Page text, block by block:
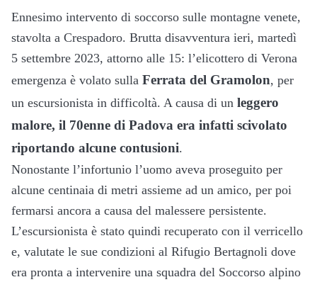
Ennesimo intervento di soccorso sulle montagne venete,
stavolta a Crespadoro. Brutta disavventura ieri, martedì
5 settembre 2023, attorno alle 15: l’elicottero di Verona
emergenza è volato sulla Ferrata del Gramolon, per
un escursionista in difficoltà. A causa di un leggero
malore, il 70enne di Padova era infatti scivolato
riportando alcune contusioni.
Nonostante l’infortunio l’uomo aveva proseguito per
alcune centinaia di metri assieme ad un amico, per poi
fermarsi ancora a causa del malessere persistente.
L’escursionista è stato quindi recuperato con il verricello
e, valutate le sue condizioni al Rifugio Bertagnoli dove
era pronta a intervenire una squadra del Soccorso alpino